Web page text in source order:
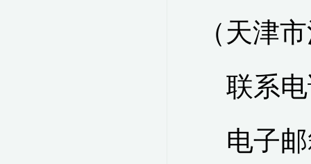
（天津
联系电
电子邮